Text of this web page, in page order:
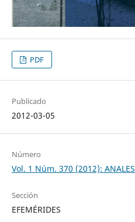
PDF
Publicado
2012-03-05
Número
Vol. 1 Núm. 370 (2012): ANALES
Sección
EFEMÉRIDES